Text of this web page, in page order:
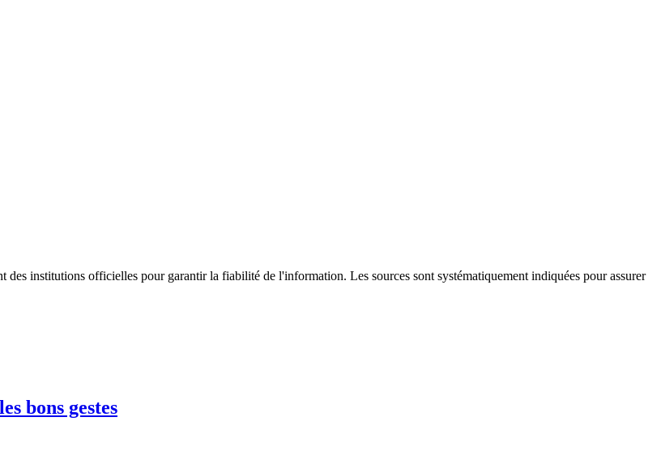
des institutions officielles pour garantir la fiabilité de l'information. Les sources sont systématiquement indiquées pour assurer
bons gestes